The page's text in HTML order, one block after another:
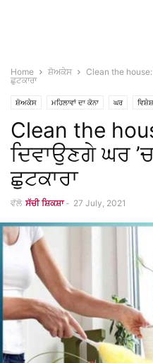
Home ਸ਼ੋਅਕੇਸ
Clean the
ਛੁਟਕਾਰਾ
ਸ਼ੋਅਕੇਸ ਮਹਿਲਾਵਾਂ ਦਾ ਕੋਨਾ ਘਰ ਵਿਸ਼ੇਸ਼
Clean the
ਦਿਵਾਉਣਗੇ ਘਰ
ਛੁਟਕਾਰਾ
ਵੱਲੋ ਸੱਚੀ ਸ਼ਿਕਸ਼ਾ - 27 July, 2021